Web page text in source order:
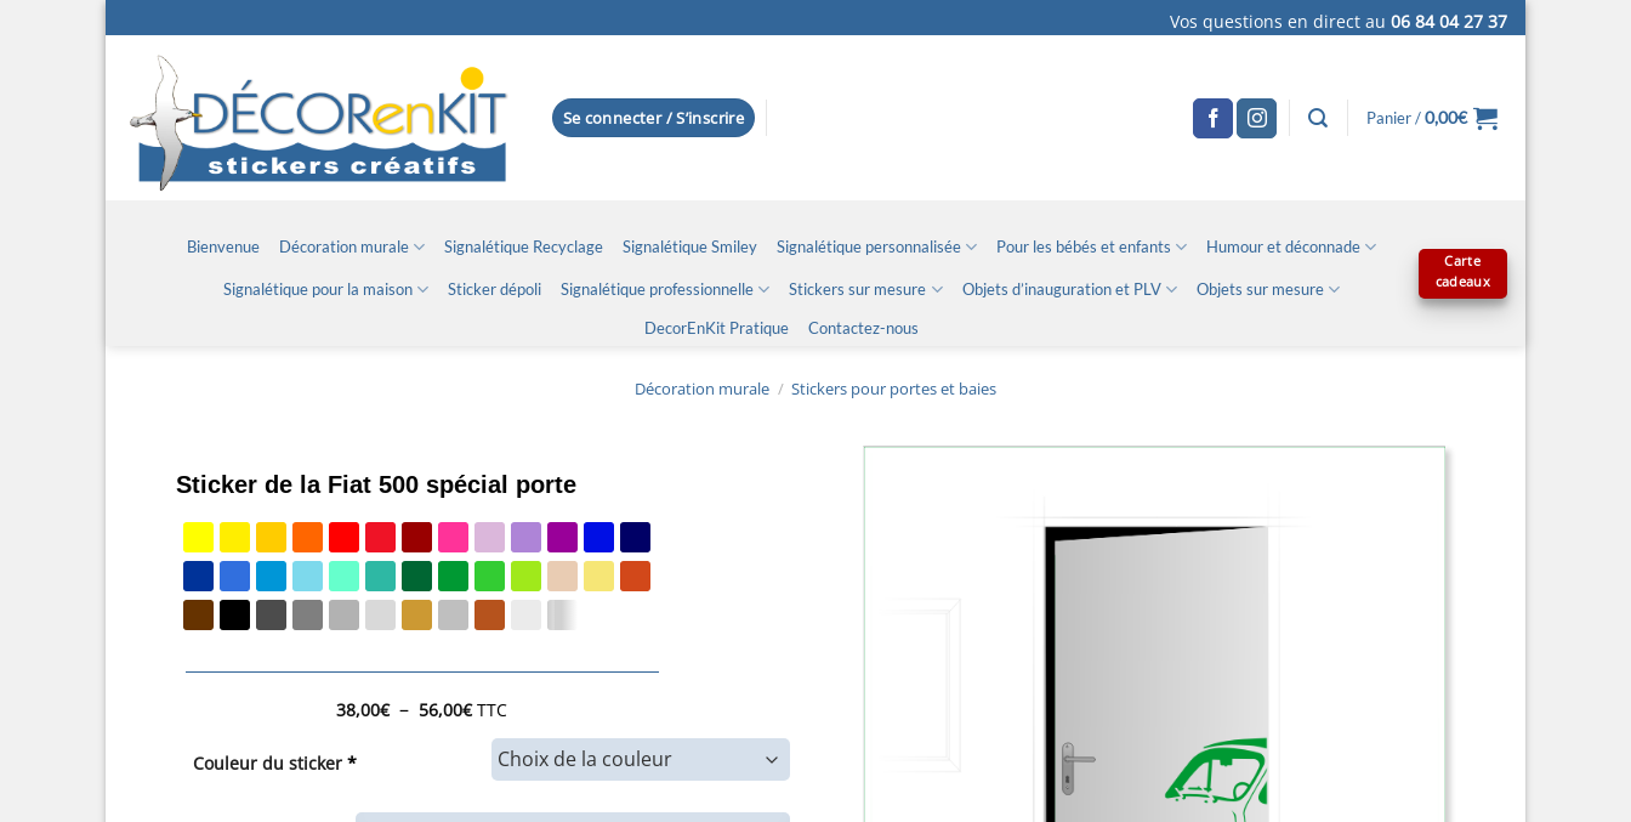
au
contenu
Vos questions en direct au 06 84 04 27 37
Se connecter / S’inscrire Panier /0,00€
Bienvenue Décoration murale Signalétique Recyclage Signalétique Smiley Signalétique personnalisée Pour les bébés et enfants Humour et déconnade
Signalétique pour la maison Sticker dépoli Signalétique professionnelle Stickers sur mesure Objets d’inauguration et PLV
Objets sur mesure
DecorEnKit Pratique
Contactez-nous
Carte
cadeaux
Décoration murale / Stickers pour portes et baies
Sticker de la Fiat 500 spécial porte
38,00€ – 56,00€Plage
prix :
38,00€
TTC
Couleur du sticker *